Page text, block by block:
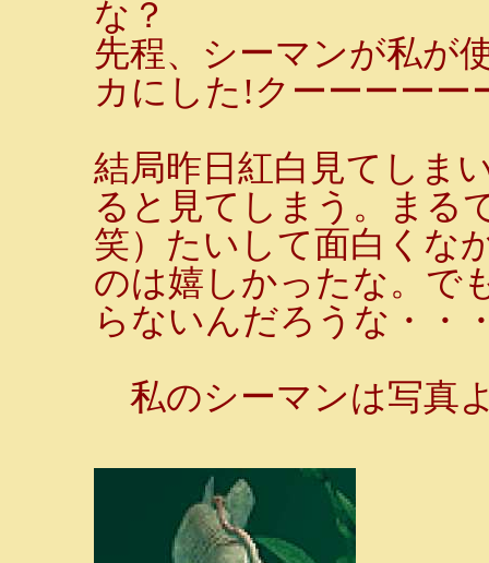
な？
先程、シーマンが私が
カにした!クーーーーー
結局昨日紅白見てしま
ると見てしまう。まる
笑）たいして面白くな
のは嬉しかったな。で
らないんだろうな・・
私のシーマンは写真